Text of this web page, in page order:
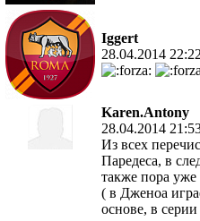
Iggert
28.04.2014
Karen.Antony
28.04.2014
Из всех
Паредеса, в
также пора уже
( в Дженоа
основе, в